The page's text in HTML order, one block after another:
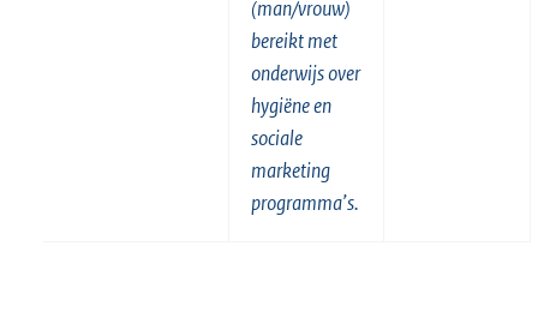
(man/vrouw)
bereikt met
onderwijs over
hygiëne en
sociale
marketing
programma’s.